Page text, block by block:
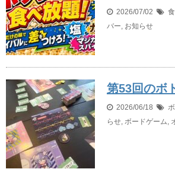
2026/07/02
バー お知らせ
第53回のボ
2026/06/18
らせ ボードゲーム